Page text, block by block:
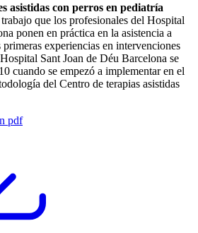
asistidas con perros en pediatría
que los profesionales del Hospital
ponen en práctica en la asistencia a
experiencias en intervenciones
Sant Joan de Déu Barcelona se
cuando se empezó a implementar en el
del Centro de terapias asistidas
pdf